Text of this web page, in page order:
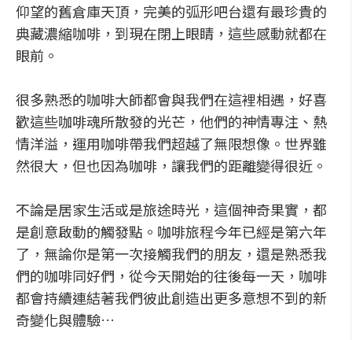
仰望的舊倉庫天頂，完美的弧形吧台還有最珍貴的
典藏濃縮咖啡，到現在閉上眼睛，這些感動就都在
眼前。
很多熟悉的咖啡大師都會與我們在這裡相遇，好喜
歡這些咖啡魂所散發的光芒，他們的神情專注、熱
情洋溢，運用咖啡帶我們超越了無限想像。世界雖
然很大，但也因為咖啡，讓我們的距離變得很近。
不論是居家生活或是旅途時光，這個神奇果實，都
是創意啟動的觸發點。咖啡旅程今年已經是第六年
了，無論你是第一次接觸我們的朋友，還是熟悉我
們的咖啡同好們，從今天開始的往後每一天，咖啡
都會持續連結著我們彼此創造出更多意想不到的新
奇變化與體驗…